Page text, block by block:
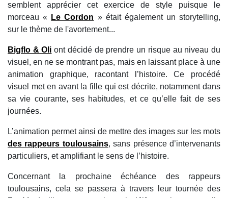
semblent apprécier cet exercice de style puisque le
morceau «
Le Cordon » était également un storytelling,
sur le thème de l'avortement...
Bigflo & Oli ont décidé de prendre un risque au niveau du
visuel, en ne se montrant pas, mais en laissant place à une
animation graphique, racontant l’histoire. Ce procédé
visuel met en avant la fille qui est décrite, notamment dans
sa vie courante, ses habitudes, et ce qu’elle fait de ses
journées.
L’animation permet ainsi de mettre des images sur les mots
des rappeurs toulousains, sans présence d’intervenants
particuliers, et amplifiant le sens de l’histoire.
Concernant la prochaine échéance des rappeurs
toulousains, cela se passera à travers leur tournée des